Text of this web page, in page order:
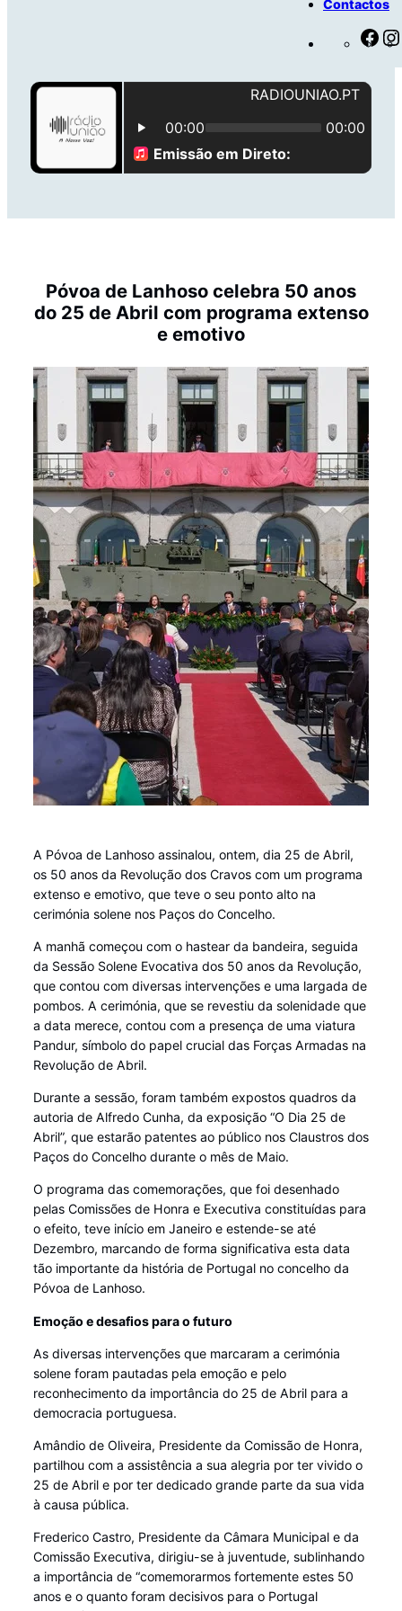
Contactos
F
Póvoa de Lanhoso celebra 50 anos
do 25 de Abril com programa extenso
e emotivo
A Póvoa de Lanhoso assinalou, ontem, dia 25 de Abril,
os 50 anos da Revolução dos Cravos com um programa
extenso e emotivo, que teve o seu ponto alto na
cerimónia solene nos Paços do Concelho.
A manhã começou com o hastear da bandeira, seguida
da Sessão Solene Evocativa dos 50 anos da Revolução,
que contou com diversas intervenções e uma largada de
pombos. A cerimónia, que se revestiu da solenidade que
a data merece, contou com a presença de uma viatura
Pandur, símbolo do papel crucial das Forças Armadas na
Revolução de Abril.
Durante a sessão, foram também expostos quadros da
autoria de Alfredo Cunha, da exposição “O Dia 25 de
Abril”, que estarão patentes ao público nos Claustros dos
Paços do Concelho durante o mês de Maio.
O programa das comemorações, que foi desenhado
pelas Comissões de Honra e Executiva constituídas para
o efeito, teve início em Janeiro e estende-se até
Dezembro, marcando de forma significativa esta data
tão importante da história de Portugal no concelho da
Póvoa de Lanhoso.
Emoção e desafios para o futuro
As diversas intervenções que marcaram a cerimónia
solene foram pautadas pela emoção e pelo
reconhecimento da importância do 25 de Abril para a
democracia portuguesa.
Amândio de Oliveira, Presidente da Comissão de Honra,
partilhou com a assistência a sua alegria por ter vivido o
25 de Abril e por ter dedicado grande parte da sua vida
à causa pública.
Frederico Castro, Presidente da Câmara Municipal e da
Comissão Executiva, dirigiu-se à juventude, sublinhando
a importância de “comemorarmos fortemente estes 50
anos e o quanto foram decisivos para o Portugal